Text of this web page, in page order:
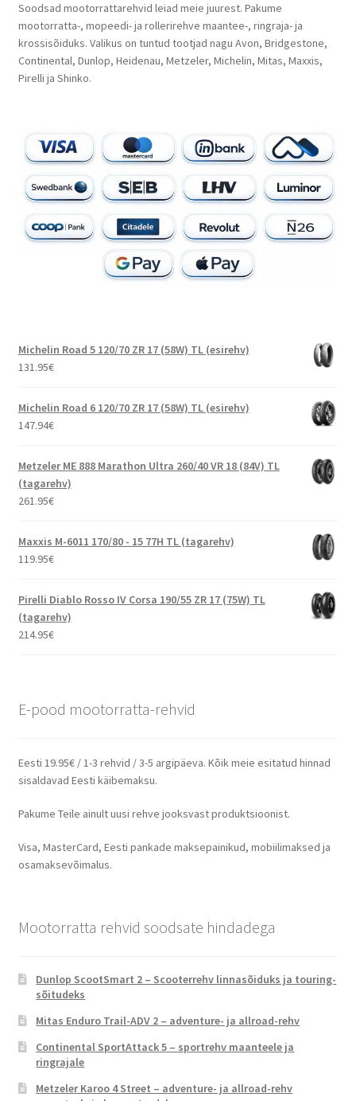
Soodsad mootorrattarehvid leiad meie juurest. Pakume
mootorratta-, mopeedi- ja rollerirehve maantee-, ringraja- ja
krossisõiduks. Valikus on tuntud tootjad nagu Avon, Bridgestone,
Continental, Dunlop, Heidenau, Metzeler, Michelin, Mitas, Maxxis,
Pirelli ja Shinko.
Michelin Road 5 120/70 ZR 17 (58W) TL (esirehv)
131.95€
Michelin Road 6 120/70 ZR 17 (58W) TL (esirehv)
147.94€
Metzeler ME 888 Marathon Ultra 260/40 VR 18 (84V) TL
(tagarehv)
261.95€
Maxxis M-6011 170/80 - 15 77H TL (tagarehv)
119.95€
Pirelli Diablo Rosso IV Corsa 190/55 ZR 17 (75W) TL
(tagarehv)
214.95€
E-pood mootorratta-rehvid
Eesti 19.95€ / 1-3 rehvid / 3-5 argipäeva. Kõik meie esitatud hinnad
sisaldavad Eesti käibemaksu.
Pakume Teile ainult uusi rehve jooksvast produktsioonist.
Visa, MasterCard, Eesti pankade maksepainikud, mobiilimaksed ja
osamaksevõimalus.
Mootorratta rehvid soodsate hindadega
Dunlop ScootSmart 2 – Scooterrehv linnasõiduks ja touring-
sõitudeks
Mitas Enduro Trail-ADV 2 – adventure- ja allroad-rehv
Continental SportAttack 5 – sportrehv maanteele ja
ringrajale
Metzeler Karoo 4 Street – adventure- ja allroad-rehv